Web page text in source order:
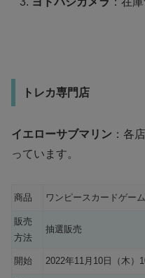
トレカ専門店
イエローサブマリン ：各
っています。
商品 ワンピースカードゲー
販売
方法
抽選販売
開始 2022年11月10日（木）